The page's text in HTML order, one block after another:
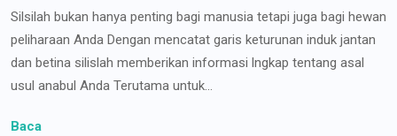
Silsilah bukan hanya penting bagi manusia tetapi juga bagi hewan
peliharaan Anda Dengan mencatat garis keturunan induk jantan
dan betina silislah memberikan informasi lngkap tentang asal
usul anabul Anda Terutama untuk...
Baca